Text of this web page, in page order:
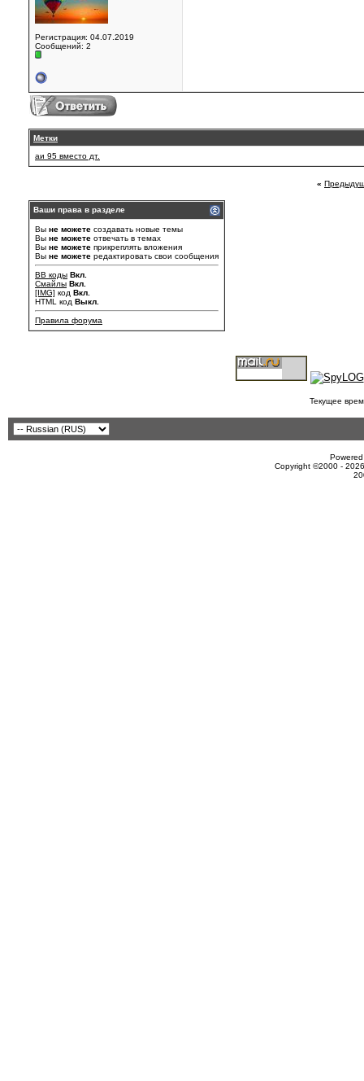
Регистрация: 04.07.2019
Сообщений: 2
Метки
аи 95 вместо дт.
«
Ваши права в разделе
Вы не можете создавать новые темы
Вы не можете отвечать в темах
Вы не можете прикреплять вложения
Вы не можете редактировать свои сообщения
BB коды Вкл.
Смайлы Вкл.
[IMG] код Вкл.
HTML код Выкл.
Правила форума
Текущее
Copyright ©2000 -